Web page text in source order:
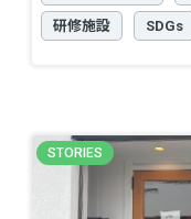
研修施設 SDGs